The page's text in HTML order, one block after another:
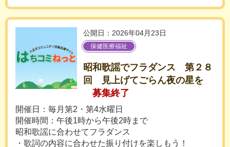
公開日：2026年04月23日
保健医療福祉
昭和歌謡でフラダンス 第２８
回 見上げてごらん夜の星を
募集終了
開催日：毎月第2・第4水曜日
開催時間：午後1時から午後2時まで
昭和歌謡に合わせてフラダンス
・歌詞の内容に合わせた振り付けを楽しもう！